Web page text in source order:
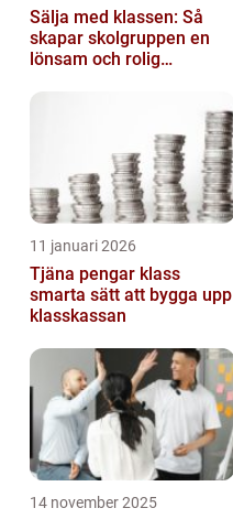
Sälja med klassen: Så
skapar skolgruppen en
lönsam och rolig
11 januari 2026
Tjäna pengar klass
smarta sätt att bygga upp
klasskassan
14 november 2025